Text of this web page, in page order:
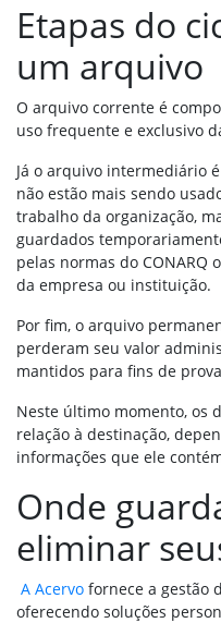
Etapas do
um arquivo
O arquivo corrente é
uso frequente e exclusivo
Já o arquivo intermediário
não estão mais sendo
trabalho da organização,
guardados
pelas normas do
da empresa ou instituição.
Por fim, o arquivo
perderam seu valor
mantidos para fins de
Neste último momento, os
relação à destinação,
informações que ele
Onde
eliminar
A Acervo fornece a gestão
oferecendo soluções